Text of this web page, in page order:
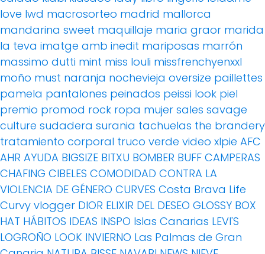
love lwd macrosorteo madrid mallorca
mandarina sweet maquillaje maria graor marida
la teva imatge amb inedit mariposas marrón
massimo dutti mint miss louli missfrenchyenxxl
moño must naranja nochevieja oversize paillettes
pamela pantalones peinados peissi look piel
premio promod rock ropa mujer sales savage
culture sudadera surania tachuelas the brandery
tratamiento corporal truco verde video xlpie AFC
AHR AYUDA BIGSIZE BITXU BOMBER BUFF CAMPERAS
CHAFING CIBELES COMODIDAD CONTRA LA
VIOLENCIA DE GÉNERO CURVES Costa Brava Life
Curvy vlogger DIOR ELIXIR DEL DESEO GLOSSY BOX
HAT HÁBITOS IDEAS INSPO Islas Canarias LEVI'S
LOGROÑO LOOK INVIERNO Las Palmas de Gran